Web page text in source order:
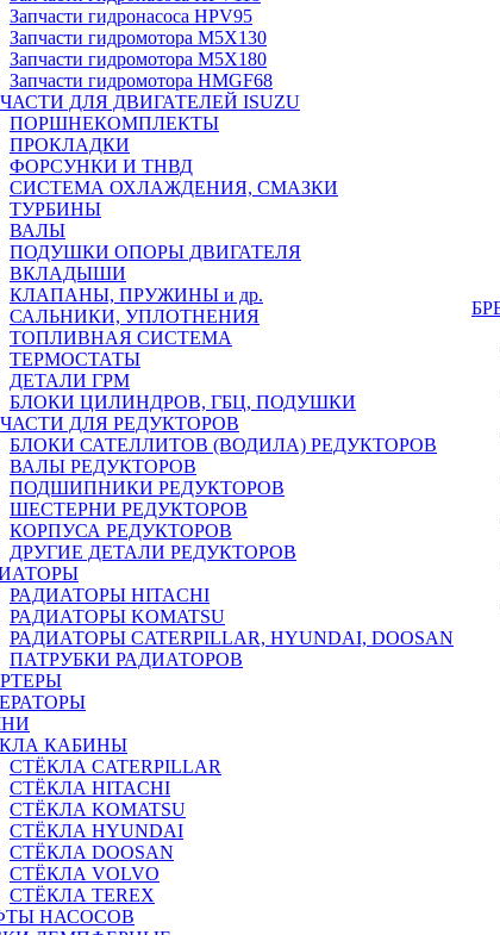
Запчасти гидронасоса HPV95
Запчасти гидромотора M5X130
Запчасти гидромотора M5X180
Запчасти гидромотора HMGF68
ДЛЯ ДВИГАТЕЛЕЙ ISUZU
ПОРШНЕКОМПЛЕКТЫ
ПРОКЛАДКИ
ФОРСУНКИ И ТНВД
СИСТЕМА ОХЛАЖДЕНИЯ, СМАЗКИ
ТУРБИНЫ
ВАЛЫ
ПОДУШКИ ОПОРЫ ДВИГАТЕЛЯ
ВКЛАДЫШИ
КЛАПАНЫ, ПРУЖИНЫ и др.
САЛЬНИКИ, УПЛОТНЕНИЯ
ТОПЛИВНАЯ СИСТЕМА
ТЕРМОСТАТЫ
ДЕТАЛИ ГРМ
БЛОКИ ЦИЛИНДРОВ, ГБЦ, ПОДУШКИ
ДЛЯ РЕДУКТОРОВ
БЛОКИ САТЕЛЛИТОВ (ВОДИЛА) РЕДУКТОРОВ
ВАЛЫ РЕДУКТОРОВ
ПОДШИПНИКИ РЕДУКТОРОВ
ШЕСТЕРНИ РЕДУКТОРОВ
КОРПУСА РЕДУКТОРОВ
ДРУГИЕ ДЕТАЛИ РЕДУКТОРОВ
РАДИАТОРЫ HITACHI
РАДИАТОРЫ KOMATSU
РАДИАТОРЫ CATERPILLAR, HYUNDAI, DOOSAN
ПАТРУБКИ РАДИАТОРОВ
КАБИНЫ
СТЁКЛА CATERPILLAR
СТЁКЛА HITACHI
СТЁКЛА KOMATSU
СТЁКЛА HYUNDAI
СТЁКЛА DOOSAN
СТЁКЛА VOLVO
СТЁКЛА TEREX
НАСОСОВ